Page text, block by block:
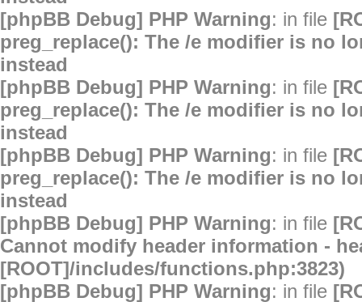
[phpBB Debug] PHP Warning: in file
preg_replace(): The /e modifier is no
instead
[phpBB Debug] PHP Warning: in file
preg_replace(): The /e modifier is no
instead
[phpBB Debug] PHP Warning: in file
preg_replace(): The /e modifier is no
instead
[phpBB Debug] PHP Warning: in file
Cannot modify header information -
[ROOT]/includes/functions.php:3823)
[phpBB Debug] PHP Warning: in file